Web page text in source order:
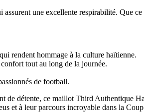
une excellente respirabilité. Que
rendent hommage à la culture haïtienne.
tout au long de la journée.
de football.
détente, ce maillot Third Authentique
et à leur parcours incroyable dans la